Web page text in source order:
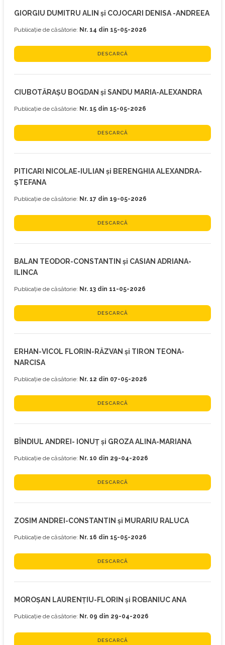
GIORGIU DUMITRU ALIN și COJOCARI DENISA -ANDREEA
Publicație de căsătorie: Nr. 14 din 15-05-2026
DESCARCĂ
CIUBOTĂRAȘU BOGDAN și SANDU MARIA-ALEXANDRA
Publicație de căsătorie: Nr. 15 din 15-05-2026
DESCARCĂ
PITICARI NICOLAE-IULIAN și BERENGHIA ALEXANDRA-
ȘTEFANA
Publicație de căsătorie: Nr. 17 din 19-05-2026
DESCARCĂ
BALAN TEODOR-CONSTANTIN și CASIAN ADRIANA-
ILINCA
Publicație de căsătorie: Nr. 13 din 11-05-2026
DESCARCĂ
ERHAN-VICOL FLORIN-RĂZVAN și TIRON TEONA-
NARCISA
Publicație de căsătorie: Nr. 12 din 07-05-2026
DESCARCĂ
BÎNDIUL ANDREI- IONUȚ și GROZA ALINA-MARIANA
Publicație de căsătorie: Nr. 10 din 29-04-2026
DESCARCĂ
ZOSIM ANDREI-CONSTANTIN și MURARIU RALUCA
Publicație de căsătorie: Nr. 16 din 15-05-2026
DESCARCĂ
MOROȘAN LAURENȚIU-FLORIN și ROBANIUC ANA
Publicație de căsătorie: Nr. 09 din 29-04-2026
DESCARCĂ